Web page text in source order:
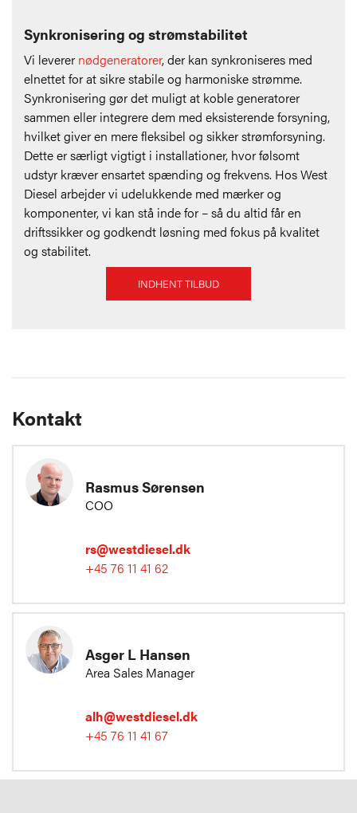
Synkronisering og strømstabilitet
Vi leverer nødgeneratorer, der kan synkroniseres med
elnettet for at sikre stabile og harmoniske strømme.
Synkronisering gør det muligt at koble generatorer
sammen eller integrere dem med eksisterende forsyning,
hvilket giver en mere fleksibel og sikker strømforsyning.
Dette er særligt vigtigt i installationer, hvor følsomt
udstyr kræver ensartet spænding og frekvens. Hos West
Diesel arbejder vi udelukkende med mærker og
komponenter, vi kan stå inde for – så du altid får en
driftssikker og godkendt løsning med fokus på kvalitet
og stabilitet.
INDHENT TILBUD
Kontakt
Rasmus Sørensen
COO
rs@westdiesel.dk
+45 76 11 41 62
Asger L Hansen
Area Sales Manager
alh@westdiesel.dk
+45 76 11 41 67